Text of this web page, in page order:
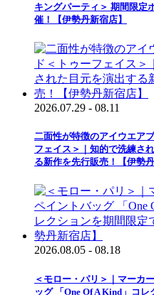
キングパーティ＞ 期間限定
催！【伊勢丹新宿店】
2026.07.29 - 08.11
二面性が特徴のアイウエア
フェイス＞｜知的で洗練さ
る新作を先行販売！【伊勢丹
2026.08.05 - 08.18
＜モロー・パリ＞｜マーカ
ッグ 「One Of A Kind」コ